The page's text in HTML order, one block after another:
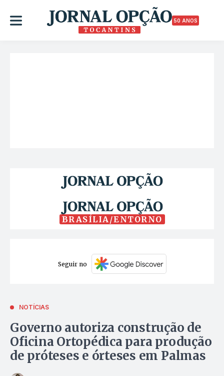
50 ANOS
BRASÍLIA/ENTORNO
Seguir no
NOTÍCIAS
Governo autoriza construção de
Oficina Ortopédica para produção
de próteses e órteses em Palmas